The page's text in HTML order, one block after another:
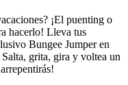
¡El puenting o
hacerlo! Lleva tus
Bungee Jumper en
grita, gira y voltea un